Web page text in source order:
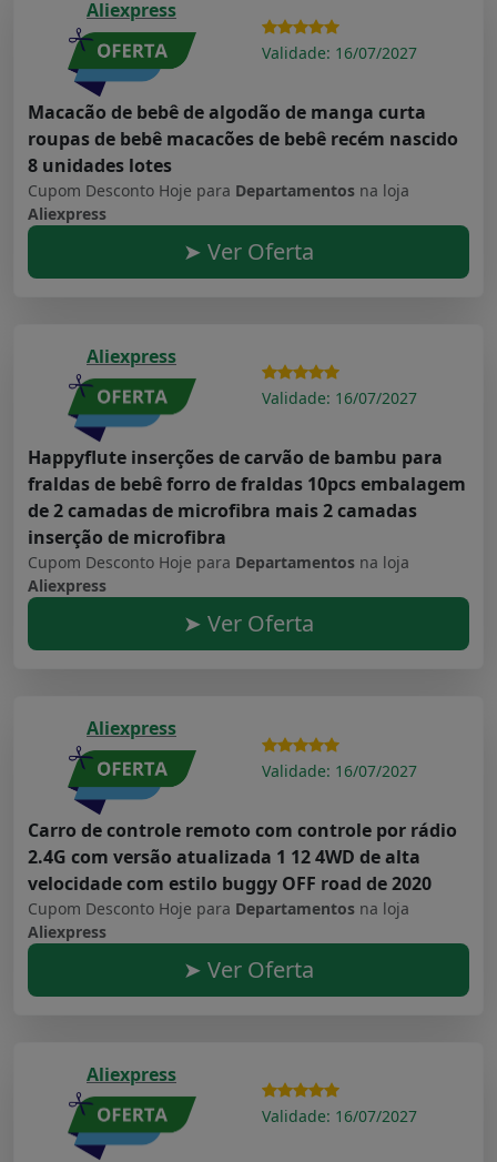
Aliexpress
Validade: 16/07/2027
Macacão de bebê de algodão de manga curta
roupas de bebê macacões de bebê recém nascido
8 unidades lotes
Cupom Desconto Hoje para Departamentos na loja
Aliexpress
➤ Ver Oferta
Aliexpress
Validade: 16/07/2027
Happyflute inserções de carvão de bambu para
fraldas de bebê forro de fraldas 10pcs embalagem
de 2 camadas de microfibra mais 2 camadas
inserção de microfibra
Cupom Desconto Hoje para Departamentos na loja
Aliexpress
➤ Ver Oferta
Aliexpress
Validade: 16/07/2027
Carro de controle remoto com controle por rádio
2.4G com versão atualizada 1 12 4WD de alta
velocidade com estilo buggy OFF road de 2020
Cupom Desconto Hoje para Departamentos na loja
Aliexpress
➤ Ver Oferta
Aliexpress
Validade: 16/07/2027